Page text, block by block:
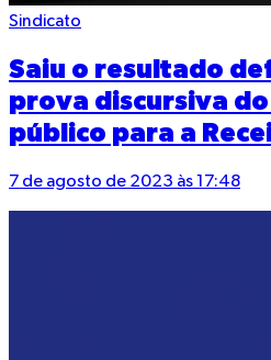
Sindicato
Saiu o resultado
prova discursiva
público para a
7 de agosto de 2023 às 17:48